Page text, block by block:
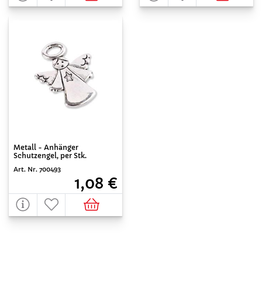
Metall - Anhänger
Schutzengel, per Stk.
Art. Nr. 700493
1,08 €